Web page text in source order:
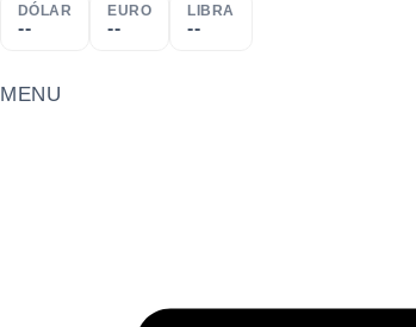
DÓLAR
--
EURO
--
LIBRA
--
MENU